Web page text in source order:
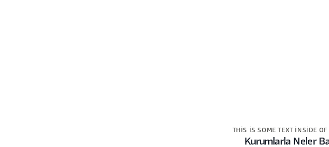
THIS IS SOME TEXT INSIDE
Kurumlarla Neler